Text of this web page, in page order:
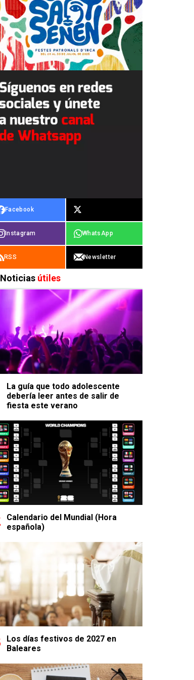
Facebook
Instagram WhatsApp
RSS Newsletter
Noticias útiles
La guía que todo adolescente
debería leer antes de salir de
fiesta este verano
Calendario del Mundial (Hora
española)
Los días festivos de 2027 en
Baleares